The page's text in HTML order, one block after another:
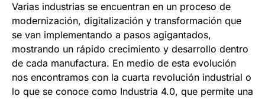
Varias industrias se encuentran en un proceso de
modernización, digitalización y transformación que
se van implementando a pasos agigantados,
mostrando un rápido crecimiento y desarrollo dentro
de cada manufactura. En medio de esta evolución
nos encontramos con la cuarta revolución industrial o
lo que se conoce como Industria 4.0, que permite una